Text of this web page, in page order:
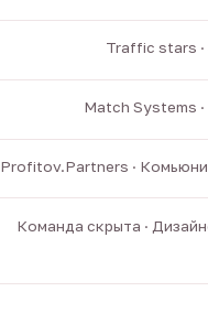
Traffic stars ·
Match Systems
Profitov.Partners ·
Команда скрыта ·